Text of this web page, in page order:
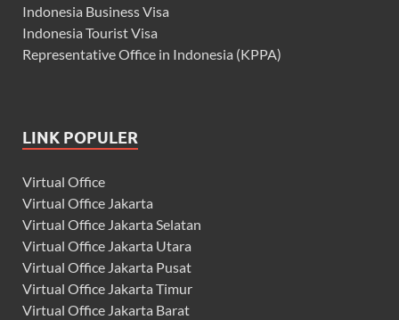
Indonesia Business Visa
Indonesia Tourist Visa
Representative Office in Indonesia (KPPA)
LINK POPULER
Virtual Office
Virtual Office Jakarta
Virtual Office Jakarta Selatan
Virtual Office Jakarta Utara
Virtual Office Jakarta Pusat
Virtual Office Jakarta Timur
Virtual Office Jakarta Barat